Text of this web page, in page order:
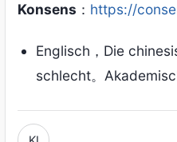
Konsens ： https://
Englisch，Die
schlecht。